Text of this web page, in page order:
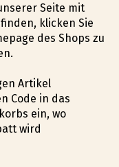
Seite mit
klicken Sie
des Shops zu
Artikel
Code in das
ein, wo
wird